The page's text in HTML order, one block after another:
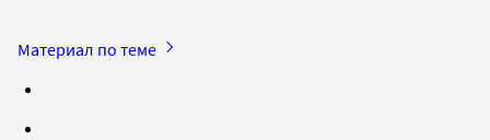
Материал по теме